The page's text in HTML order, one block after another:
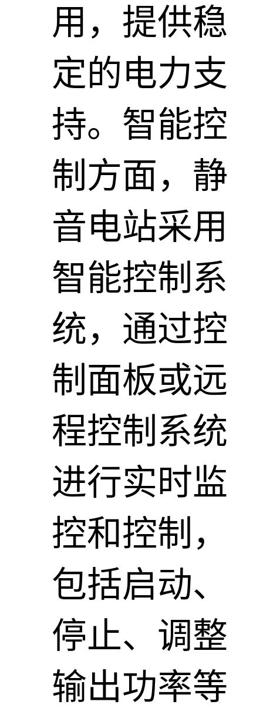
用，提供稳
定的电力支
持。智能控
制方面，静
音电站采用
智能控制系
统，通过控
制面板或远
程控制系统
进行实时监
控和控制，
包括启动、
停止、调整
输出功率等